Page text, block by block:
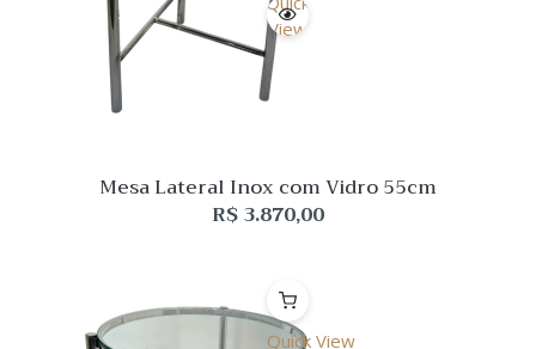
View
Mesa Lateral Inox com Vidro 55cm
R$3.870,00
Quick View